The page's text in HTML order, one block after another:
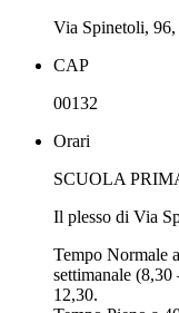
Via Spinetoli,
CAP
00132
Orari
SCUOLA
Il plesso di Via
Tempo Normale
settimanale (8,30
12,30.